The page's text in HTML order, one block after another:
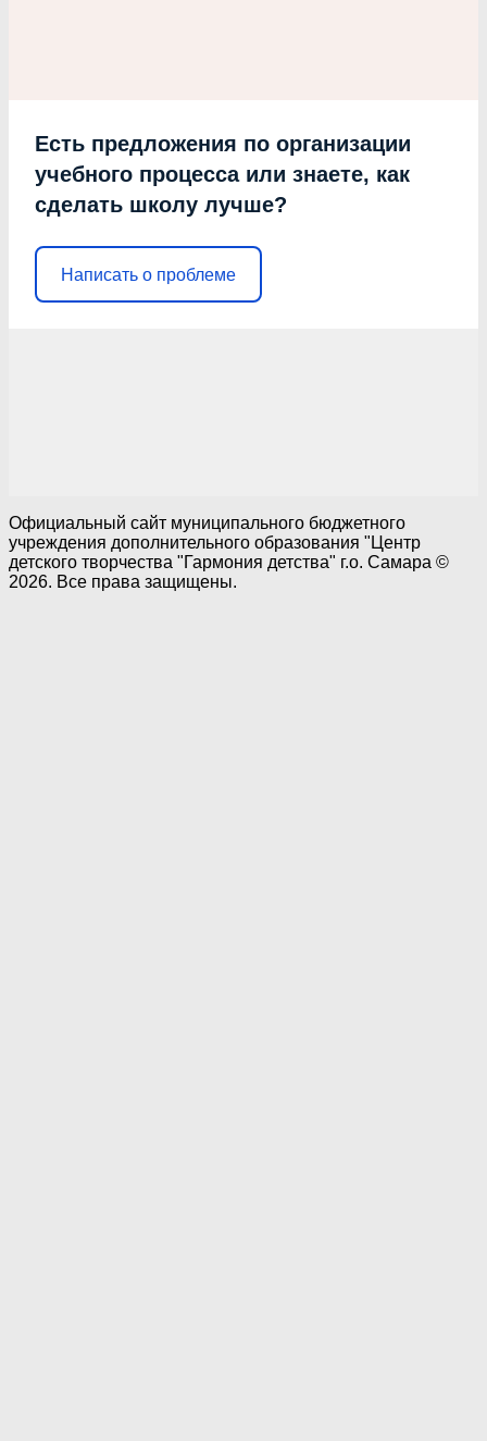
Есть предложения по организации
учебного процесса или знаете, как
сделать школу лучше?
Написать о проблеме
Официальный сайт муниципального бюджетного
учреждения дополнительного образования "Центр
детского творчества "Гармония детства" г.о. Самара ©
2026. Все права защищены.